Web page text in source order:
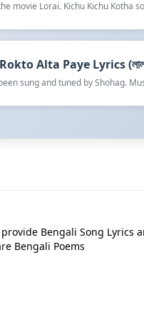
movie Lorai. Kichu Kichu Kotha
Alta Paye Lyrics (লাল
sung and tuned by Shohag.
provide Bengali Song Lyrics
Bengali Poems